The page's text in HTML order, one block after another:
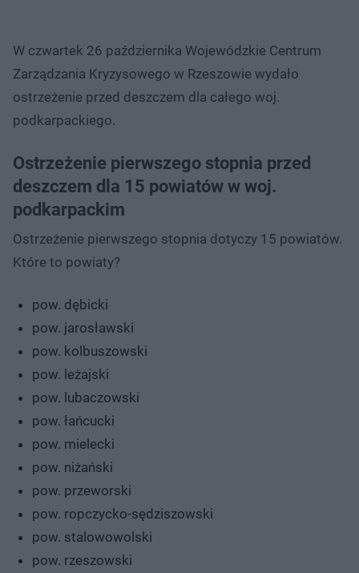
W czwartek 26 października Wojewódzkie Centrum
Zarządzania Kryzysowego w Rzeszowie wydało
ostrzeżenie przed deszczem dla całego woj.
podkarpackiego.
Ostrzeżenie pierwszego stopnia przed
deszczem dla 15 powiatów w woj.
podkarpackim
Ostrzeżenie pierwszego stopnia dotyczy 15 powiatów.
Które to powiaty?
pow. dębicki
pow. jarosławski
pow. kolbuszowski
pow. leżajski
pow. lubaczowski
pow. łańcucki
pow. mielecki
pow. niżański
pow. przeworski
pow. ropczycko-sędziszowski
pow. stalowowolski
pow. rzeszowski